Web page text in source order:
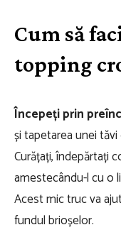
Cum să
topping
Începeți prin
și tapetarea unei
Curățați, îndepărtați
amestecându-l cu o
Acest mic truc va
fundul brioșelor.